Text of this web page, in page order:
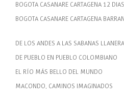
BOGOTA CASANARE CARTAGENA 12
BOGOTA CASANARE CARTAGENA
DE LOS ANDES A LAS SABANAS
DE PUEBLO EN PUEBLO COLOMBIANO
EL RÍO MÁS BELLO DEL MUNDO
MACONDO, CAMINOS IMAGINADOS